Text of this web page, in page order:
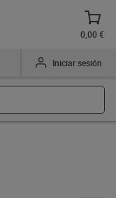
0,00 €
Iniciar sesión